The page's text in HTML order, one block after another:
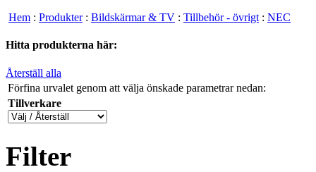
Hem : Produkter: Bildskärmar & TV : Tillbehör - övrigt : NEC
Hitta produkterna här:
Återställ alla
Förfina urvalet genom att välja önskade parametrar nedan:
Tillverkare
Filter